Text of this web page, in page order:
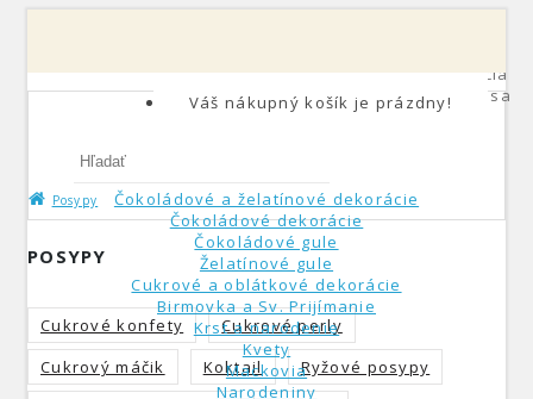
Registrácia
Prihlásiť sa
Váš nákupný košík je prázdny!
Čokoládové a želatínové dekorácie
Čokoládové dekorácie
Čokoládové gule
Želatínové gule
Cukrové a oblátkové dekorácie
Birmovka a Sv. Prijímanie
Krst a narodenie
Kvety
Mackovia
Narodeniny
Posypy
POSYPY
Cukrové konfety
Cukrové perly
Cukrový máčik
Koktail
Ryžové posypy